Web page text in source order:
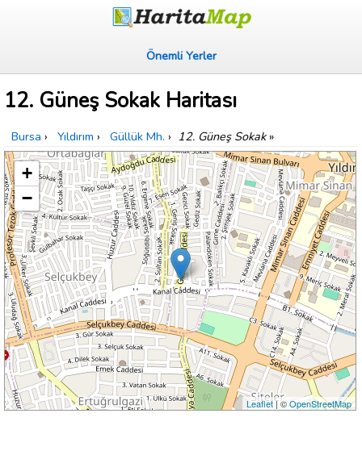
Önemli Yerler
12. Güneş Sokak Haritası
Bursa › Yıldırım › Güllük Mh. › 12. Güneş Sokak»
+
−
Leaflet| ©OpenStreetMap